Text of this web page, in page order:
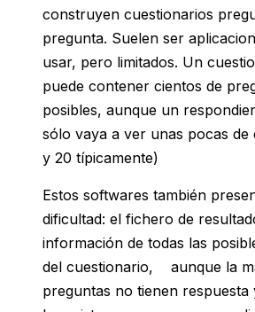
construyen cuestionarios
pregunta. Suelen ser
usar, pero limitados. Un
puede contener cientos de
posibles, aunque un
sólo vaya a ver unas pocas de
y 20 típicamente)
Estos softwares también
dificultad: el fichero de
información de todas las
del cuestionario, aunque la
preguntas no tienen respuesta